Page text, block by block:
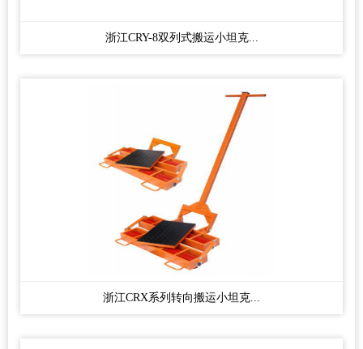
浙江CRY-8双列式搬运小坦克...
浙江CRX系列转向搬运小坦克...